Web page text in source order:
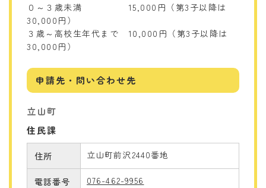
０～３歳未満 15,000円（第3子以降は
30,000円）
３歳～高校生年代まで 10,000円（第3子以降は
30,000円）
申請先・問い合わせ先
立山町
住民課
住所 立山町前沢2440番地
電話番号 076-462-9956